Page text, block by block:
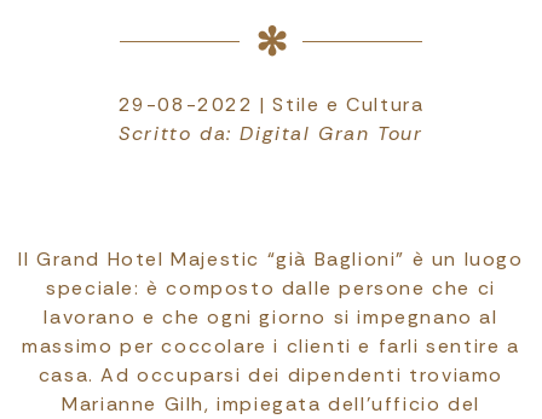
29-08-2022 | Stile e Cultura
Scritto da: Digital Gran Tour
Il Grand Hotel Majestic “già Baglioni” è un luogo
speciale: è composto dalle persone che ci
lavorano e che ogni giorno si impegnano al
massimo per coccolare i clienti e farli sentire a
casa. Ad occuparsi dei dipendenti troviamo
Marianne Gilh, impiegata dell’ufficio del